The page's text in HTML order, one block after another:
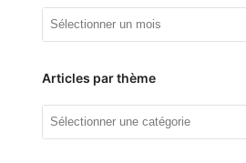
Archives
Articles par thème
Articles